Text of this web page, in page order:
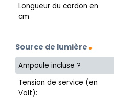
Longueur du cordon en
cm
Source de lumière
Ampoule incluse ?
Tension de service (en
Volt):